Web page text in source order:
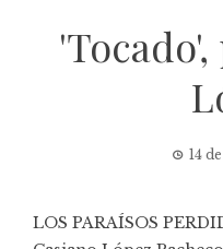
14
LOS PARAÍSOS